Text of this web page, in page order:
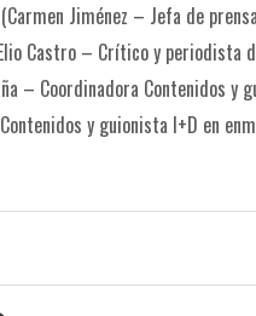
Jiménez – Jefa de
Castro – Crítico y periodista
– Coordinadora Contenidos y
y guionista I+D en